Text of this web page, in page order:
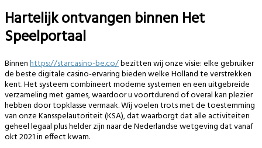
Hartelijk ontvangen binnen Het
Speelportaal
Binnenhttps://starcasino-be.co/bezitten wij onze visie: elke gebruiker
de beste digitale casino-ervaring bieden welke Holland te verstrekken
kent. Het systeem combineert moderne systemen en een uitgebreide
verzameling met games, waardoor u voortdurend of overal kan plezier
hebben door topklasse vermaak. Wij voelen trots met de toestemming
van onze Kansspelautoriteit (KSA), dat waarborgt dat alle activiteiten
geheel legaal plus helder zijn naar de Nederlandse wetgeving dat vanaf
okt 2021 in effect kwam.